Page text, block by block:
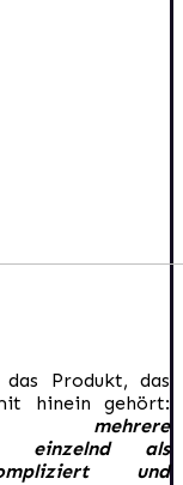
das Produkt, das
hinein gehört:
mehrere
einzelnd als
und